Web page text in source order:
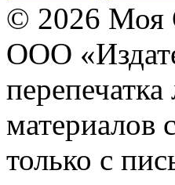
© 2026 Моя
ООО
материалов
только с